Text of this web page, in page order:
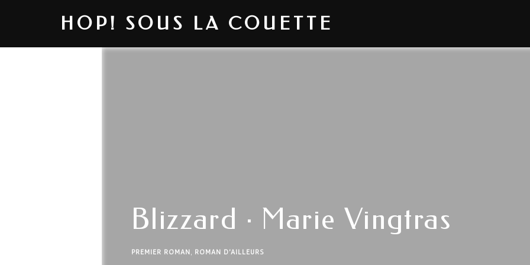
HOP! SOUS LA COUETTE
Blizzard · Marie Vingtras
PREMIER ROMAN ROMAN D'AILLEURS